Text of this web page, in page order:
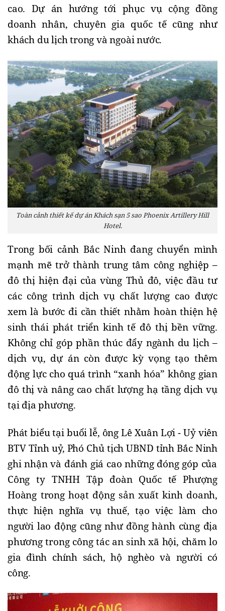
cao. Dự án hướng tới phục vụ cộng đồng
doanh nhân, chuyên gia quốc tế cũng như
khách du lịch trong và ngoài nước.
Toàn cảnh thiết kế dự án Khách sạn 5 sao Phoenix Artillery Hill
Hotel.
Trong bối cảnh Bắc Ninh đang chuyển mình
mạnh mẽ trở thành trung tâm công nghiệp –
đô thị hiện đại của vùng Thủ đô, việc đầu tư
các công trình dịch vụ chất lượng cao được
xem là bước đi cần thiết nhằm hoàn thiện hệ
sinh thái phát triển kinh tế đô thị bền vững.
Không chỉ góp phần thúc đẩy ngành du lịch –
dịch vụ, dự án còn được kỳ vọng tạo thêm
động lực cho quá trình “xanh hóa” không gian
đô thị và nâng cao chất lượng hạ tầng dịch vụ
tại địa phương.
Phát biểu tại buổi lễ, ôngLê Xuân Lợi - Uỷ viên
BTV Tỉnh uỷ, Phó Chủ tịch UBND tỉnh Bắc Ninh
ghi nhận và đánh giá cao những đóng góp của
Công ty TNHH Tập đoàn Quốc tế Phượng
Hoàng trong hoạt động sản xuất kinh doanh,
thực hiện nghĩa vụ thuế, tạo việc làm cho
người lao động cũng như đồng hành cùng địa
phương trong công tác an sinh xã hội, chăm lo
gia đình chính sách, hộ nghèo và người có
công.